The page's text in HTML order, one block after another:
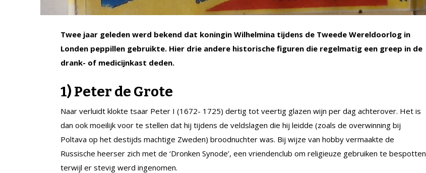
Twee jaar geleden werd bekend dat koningin Wilhelmina tijdens de Tweede Wereldoorlog in
Londen peppillen gebruikte. Hier drie andere historische figuren die regelmatig een greep in de
drank- of medicijnkast deden.
1) Peter de Grote
Naar verluidt klokte tsaar Peter I (1672- 1725) dertig tot veertig glazen wijn per dag achterover. Het is
dan ook moeilijk voor te stellen dat hij tijdens de veldslagen die hij leidde (zoals de overwinning bij
Poltava op het destijds machtige Zweden) broodnuchter was. Bij wijze van hobby vermaakte de
Russische heerser zich met de ‘Dronken Synode’, een vriendenclub om religieuze gebruiken te bespotten
terwijl er stevig werd ingenomen.